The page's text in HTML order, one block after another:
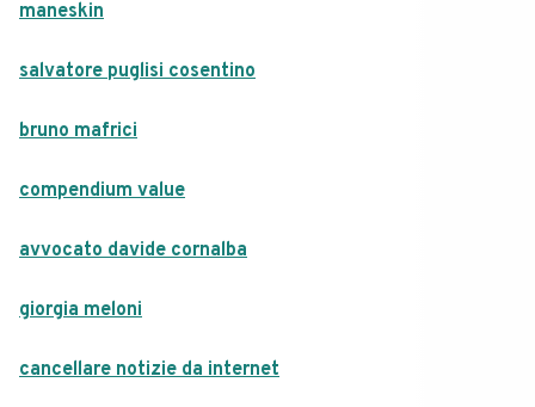
maneskin
salvatore puglisi cosentino
bruno mafrici
compendium value
avvocato davide cornalba
giorgia meloni
cancellare notizie da internet